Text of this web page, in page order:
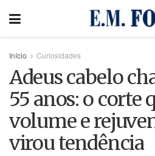
Início Curiosidades
Adeus cabelo
55 anos: o corte
volume e
virou tendência